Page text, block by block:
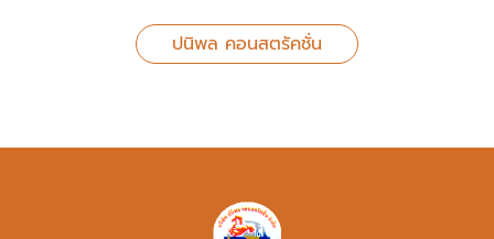
ปนิพล คอนสตรัคชั่น